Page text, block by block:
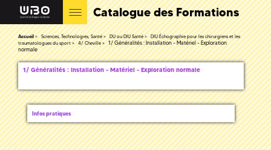
Catalogue des Formations
Accueil Sciences, Technologies, Santé DU ou DIU Santé
DIU Échographie pour les chirurgiens et les
traumatologues du sport
4/ Cheville
1/ Généralités : Installation - Matériel - Exploration
normale
1/ Généralités : Installation - Matériel - Exploration normale
Infos pratiques